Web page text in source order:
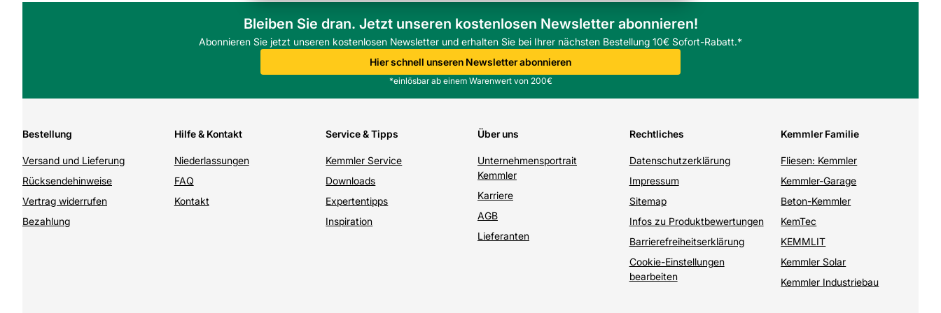
und Kosten werden gespart, Bestellungen effizient integriert.
Trocken in die Fugen einbringen, mit Gummiwischer abrütteln und gleichmäßig anfeuchten, um das PB-
Ist der Fugensand für Einfahrten geeignet?
empfohlen.
Der Fugensand stabilisiert die Fuge dauerhaft, reduziert Verdriftung und verbessert die Optik gegenüber
losem Material.
Bleiben Sie dran. Jetzt unseren kostenlosen Newsletter abonnieren!
Abonnieren Sie jetzt unseren kostenlosen Newsletter und erhalten Sie bei Ihrer nächsten Bestellung 10€ Sofort-Rabatt.*
Hier schnell unseren Newsletter abonnieren
*einlösbar ab einem Warenwert von 200€
Bestellung
Versand und Lieferung
Rücksendehinweise
Vertrag widerrufen
Bezahlung
Hilfe & Kontakt
Niederlassungen
FAQ
Kontakt
Service & Tipps
Kemmler Service
Downloads
Expertentipps
Inspiration
Über uns
Unternehmensportrait
Kemmler
Karriere
AGB
Lieferanten
Rechtliches
Datenschutzerklärung
Impressum
Sitemap
Infos zu Produktbewertungen
Barrierefreiheitserklärung
Cookie-Einstellungen
bearbeiten
Kemmler Familie
Fliesen: Kemmler
Kemmler-Garage
Beton-Kemmler
KemTec
KEMMLIT
Kemmler Solar
Kemmler Industriebau